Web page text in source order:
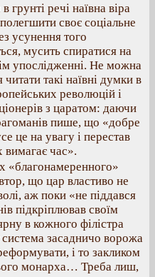
речі наївна віра
своє соціальне
усунення того
мусить спиратися на
упослідженні. Не можна
такі наївні думки в
революцій і
з царатом: даючи
пише, що «добре
це на увагу і перестав
вимагає час».
«благонамеренного»
що цар властиво не
аж поки «не піддався
підкріплював своїм
в кожного філістра
засадничо ворожа
і то закликом
монарха… Треба лиш,